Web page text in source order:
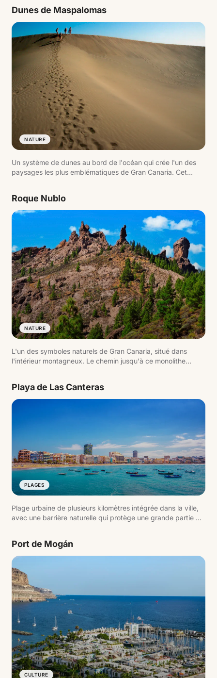
Dunes de Maspalomas
NATURE
Un système de dunes au bord de l'océan qui crée l'un des
paysages les plus emblématiques de Gran Canaria. Cet
Roque Nublo
NATURE
L'un des symboles naturels de Gran Canaria, situé dans
l'intérieur montagneux. Le chemin jusqu'à ce monolithe
Playa de Las Canteras
PLAGES
Plage urbaine de plusieurs kilomètres intégrée dans la ville,
avec une barrière naturelle qui protège une grande partie du
Port de Mogán
CULTURE